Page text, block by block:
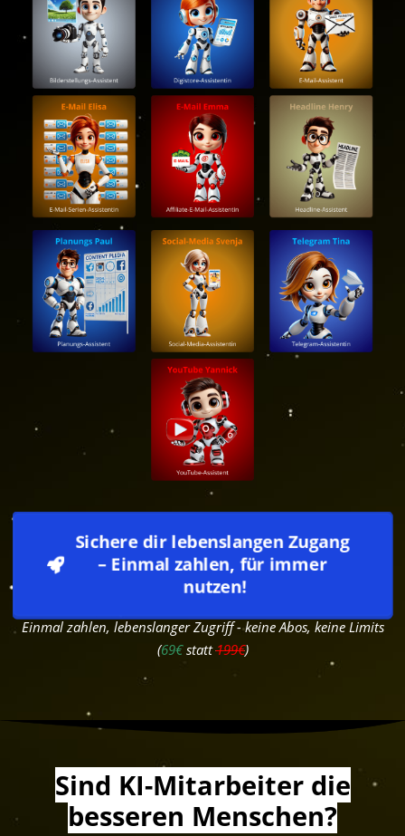
Sichere dir lebenslangen Zugang
– Einmal zahlen, für immer
nutzen!
Einmal zahlen, lebenslanger Zugriff - keine Abos, keine Limits
(69€statt199€)
Sind KI-Mitarbeiter die
besseren Menschen?